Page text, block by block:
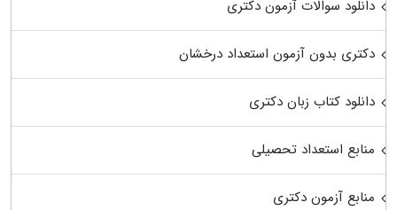
دانلود سوالات آزمون دکتری
دکتری بدون آزمون استعداد درخشان
دانلود کتاب زبان دکتری
منابع استعداد تحصیلی
منابع آزمون دکتری